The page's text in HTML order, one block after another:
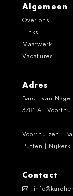
Algemeen
Over ons
Links
Maatwerk
Vacatures
Adres
Baron van
3781 AT
Voorthuizen |
Putten | Nijkerk
Contact